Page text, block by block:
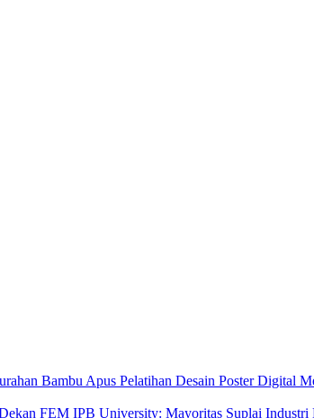
Pelatihan Desain Poster Digital
FEM IPB University: Mayoritas Suplai Industri